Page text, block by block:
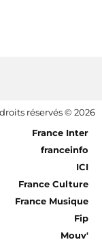
réservés © 2026
page - Mobile
France Inter
franceinfo
ICI
France Culture
France Musique
Fip
Mouv'